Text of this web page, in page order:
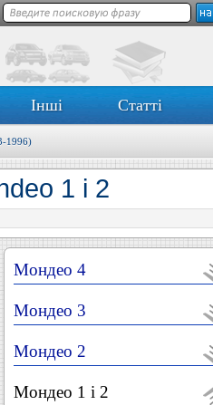
Інші Статті
1996)
1 і 2
Мондео 4
Мондео 3
Мондео 2
Мондео 1 і 2